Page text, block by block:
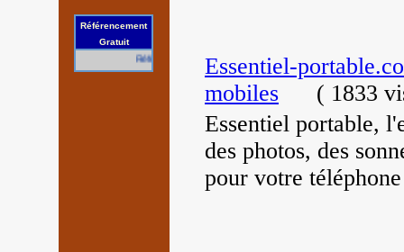
Référencement
Gratuit
Référencez gratuitement votre site.
Essentiel-
mobiles ( 1833
Essentiel portable,
des photos, des
pour votre